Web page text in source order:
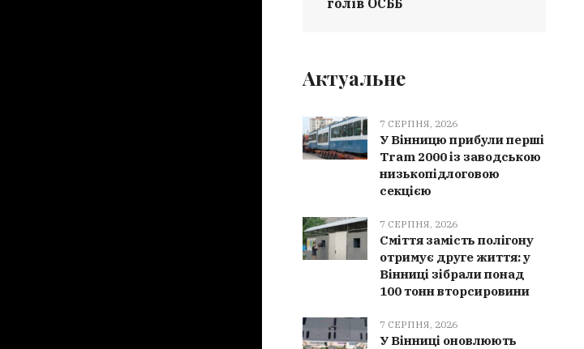
голів ОСББ
Актуальне
7 СЕРПНЯ, 2026
У Вінницю прибули перші
Tram 2000 із заводською
низькопідлоговою
секцією
7 СЕРПНЯ, 2026
Сміття замість полігону
отримує друге життя: у
Вінниці зібрали понад
100 тонн вторсировини
7 СЕРПНЯ, 2026
У Вінниці оновлюють